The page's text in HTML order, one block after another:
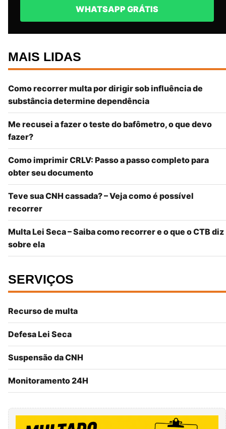
WHATSAPP GRÁTIS
MAIS LIDAS
Como recorrer multa por dirigir sob influência de
substância determine dependência
Me recusei a fazer o teste do bafômetro, o que devo
fazer?
Como imprimir CRLV: Passo a passo completo para
obter seu documento
Teve sua CNH cassada? – Veja como é possível
recorrer
Multa Lei Seca – Saiba como recorrer e o que o CTB diz
sobre ela
SERVIÇOS
Recurso de multa
Defesa Lei Seca
Suspensão da CNH
Monitoramento 24H